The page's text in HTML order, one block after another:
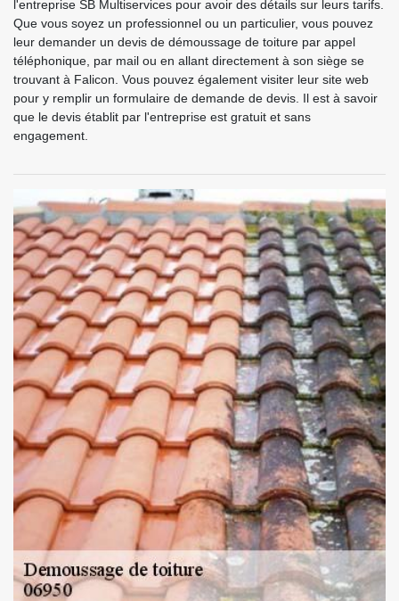
l'entreprise SB Multiservices pour avoir des détails sur leurs tarifs.
Que vous soyez un professionnel ou un particulier, vous pouvez
leur demander un devis de démoussage de toiture par appel
téléphonique, par mail ou en allant directement à son siège se
trouvant à Falicon. Vous pouvez également visiter leur site web
pour y remplir un formulaire de demande de devis. Il est à savoir
que le devis établit par l'entreprise est gratuit et sans
engagement.